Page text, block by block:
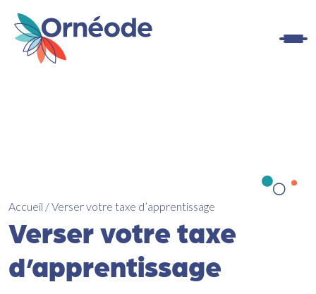
Panneau de gestion des cookies
Accueil /Verser votre taxe d’apprentissage
Verser votre taxe
d’apprentissage